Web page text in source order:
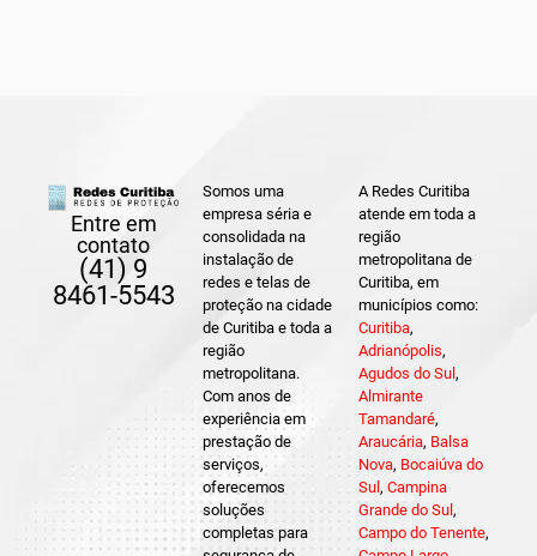
Entre em
contato
(41) 9
8461-5543
Somos uma
empresa séria e
consolidada na
instalação de
redes e telas de
proteção na cidade
de Curitiba e toda a
região
metropolitana.
Com anos de
experiência em
prestação de
serviços,
oferecemos
soluções
completas para
A Redes Curitiba
atende em toda a
região
metropolitana de
Curitiba, em
municípios como:
Curitiba,
Adrianópolis,
Agudos do Sul ,
Almirante
Tamandaré,
Araucária, Balsa
Nova, Bocaiúva do
Sul , Campina
Grande do Sul ,
Campo do Tenente,